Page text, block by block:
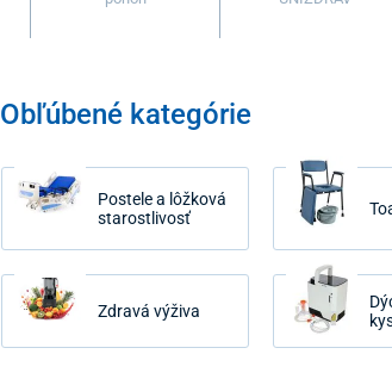
Obľúbené kategórie
Postele a lôžková
starostlivosť
Zdravá výživa